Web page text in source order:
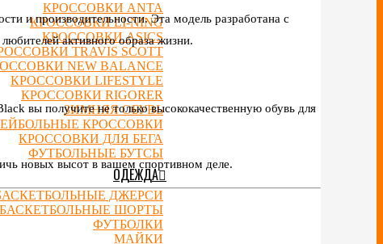
КРОССОВКИ ANTA
КРОССОВКИ LI-NING
КРОССОВКИ ASICS
TRAVIS SCOTT
NEW BALANCE
КРОССОВКИ LIFESTYLE
КРОССОВКИ RIGORER
ЗИМНЯЯ ОБУВЬ
КРОССОВКИ
КРОССОВКИ ДЛЯ БЕГА
ФУТБОЛЬНЫЕ БУТСЫ
ОДЕЖДА
ДЖЕРСИ
БАСКЕТБОЛЬНЫЕ ШОРТЫ
ФУТБОЛКИ
МАЙКИ
и производительности. Эта модель разработана с
активного образа жизни.
вы получите не только высококачественную обувь для
новых высот в вашем спортивном деле.